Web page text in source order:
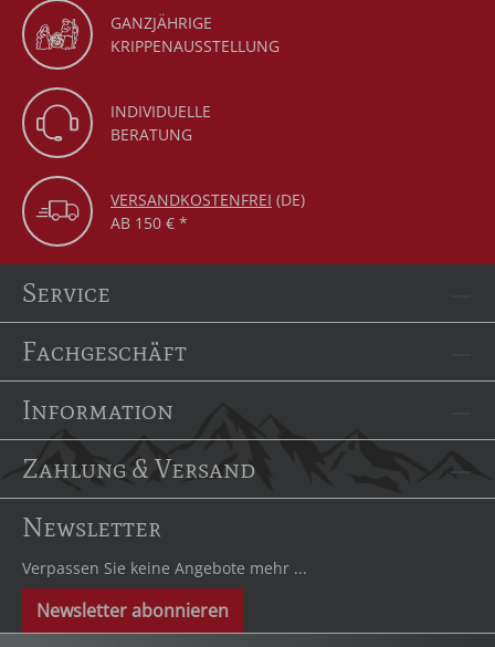
GANZJÄHRIGE
KRIPPENAUSSTELLUNG
INDIVIDUELLE
BERATUNG
VERSANDKOSTENFREI (DE)
AB 150 € *
Service
Fachgeschäft
Information
Zahlung & Versand
Newsletter
Verpassen Sie keine Angebote mehr ...
Newsletter abonnieren